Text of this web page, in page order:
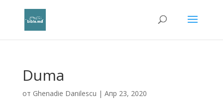
Duma
от Ghenadie Danilescu | Апр 23, 2020